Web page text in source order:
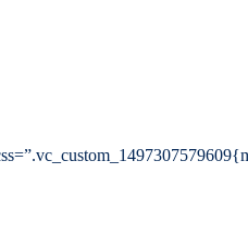
height=”30px” id=”cz_13441″][/vc_column][vc_column width=”1/3″][vc_column_text